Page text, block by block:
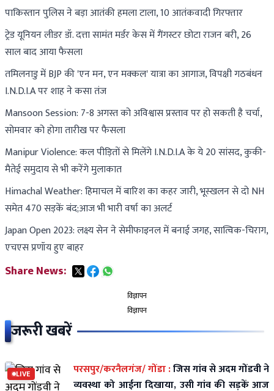
पाकिस्तान पुलिस ने बड़ा आतंकी हमला टाला, 10 आतंकवादी गिरफ्तार
ट्रेड यूनियन लीडर डॉ. दत्ता सामंत मर्डर केस में गैंगस्टर छोटा राजन बरी, 26
साल बाद आया फैसला
तमिलनाडु में BJP की 'एन मन, एन मक्कल' यात्रा का आगाज, विपक्षी गठबंधन
I.N.D.I.A पर शाह ने कसा तंज
Mansoon Session: 7-8 अगस्त को अविश्वास प्रस्ताव पर हो सकती है चर्चा,
सोमवार को होगा तारीख पर फैसला
Manipur Violence: कल पीड़ितों से मिलेंगे I.N.D.I.A के ये 20 सांसद, कुकी-
मैतेई समुदाय से भी करेंगे मुलाकात
Himachal Weather: हिमाचल में बारिश का कहर जारी, भूस्खलन से दो NH
समेत 470 सड़कें बंद;आज भी भारी वर्षा का अलर्ट
Japan Open 2023: लक्ष्य सेन ने सेमीफाइनल में बनाई जगह, सात्विक-चिराग,
एचएस प्रणॉय हुए बाहर
Share News:
विज्ञापन
विज्ञापन
जरूरी खबरें
LIVE परसपुर/करनैलगंज/ गोंडा :जिस गांव से अदम गोंडवी ने
व्यवस्था को आईना दिखाया, उसी गांव की सड़कें आज